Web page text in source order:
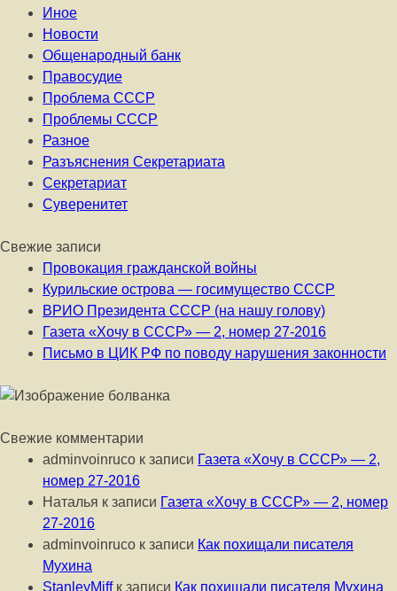
Иное
Новости
Общенародный банк
Правосудие
Проблема СССР
Проблемы СССР
Разное
Разъяснения Секретариата
Секретариат
Суверенитет
Свежие записи
Провокация гражданской войны
Курильские острова — госимущество СССР
ВРИО Президента СССР (на нашу голову)
Газета «Хочу в СССР» — 2, номер 27-2016
Письмо в ЦИК РФ по поводу нарушения законности
Свежие комментарии
adminvoinruco к записи Газета «Хочу в СССР» — 2,
номер 27-2016
Наталья к записи Газета «Хочу в СССР» — 2, номер
27-2016
adminvoinruco к записи Как похищали писателя
Мухина
StanleyMiffк записи Как похищали писателя Мухина